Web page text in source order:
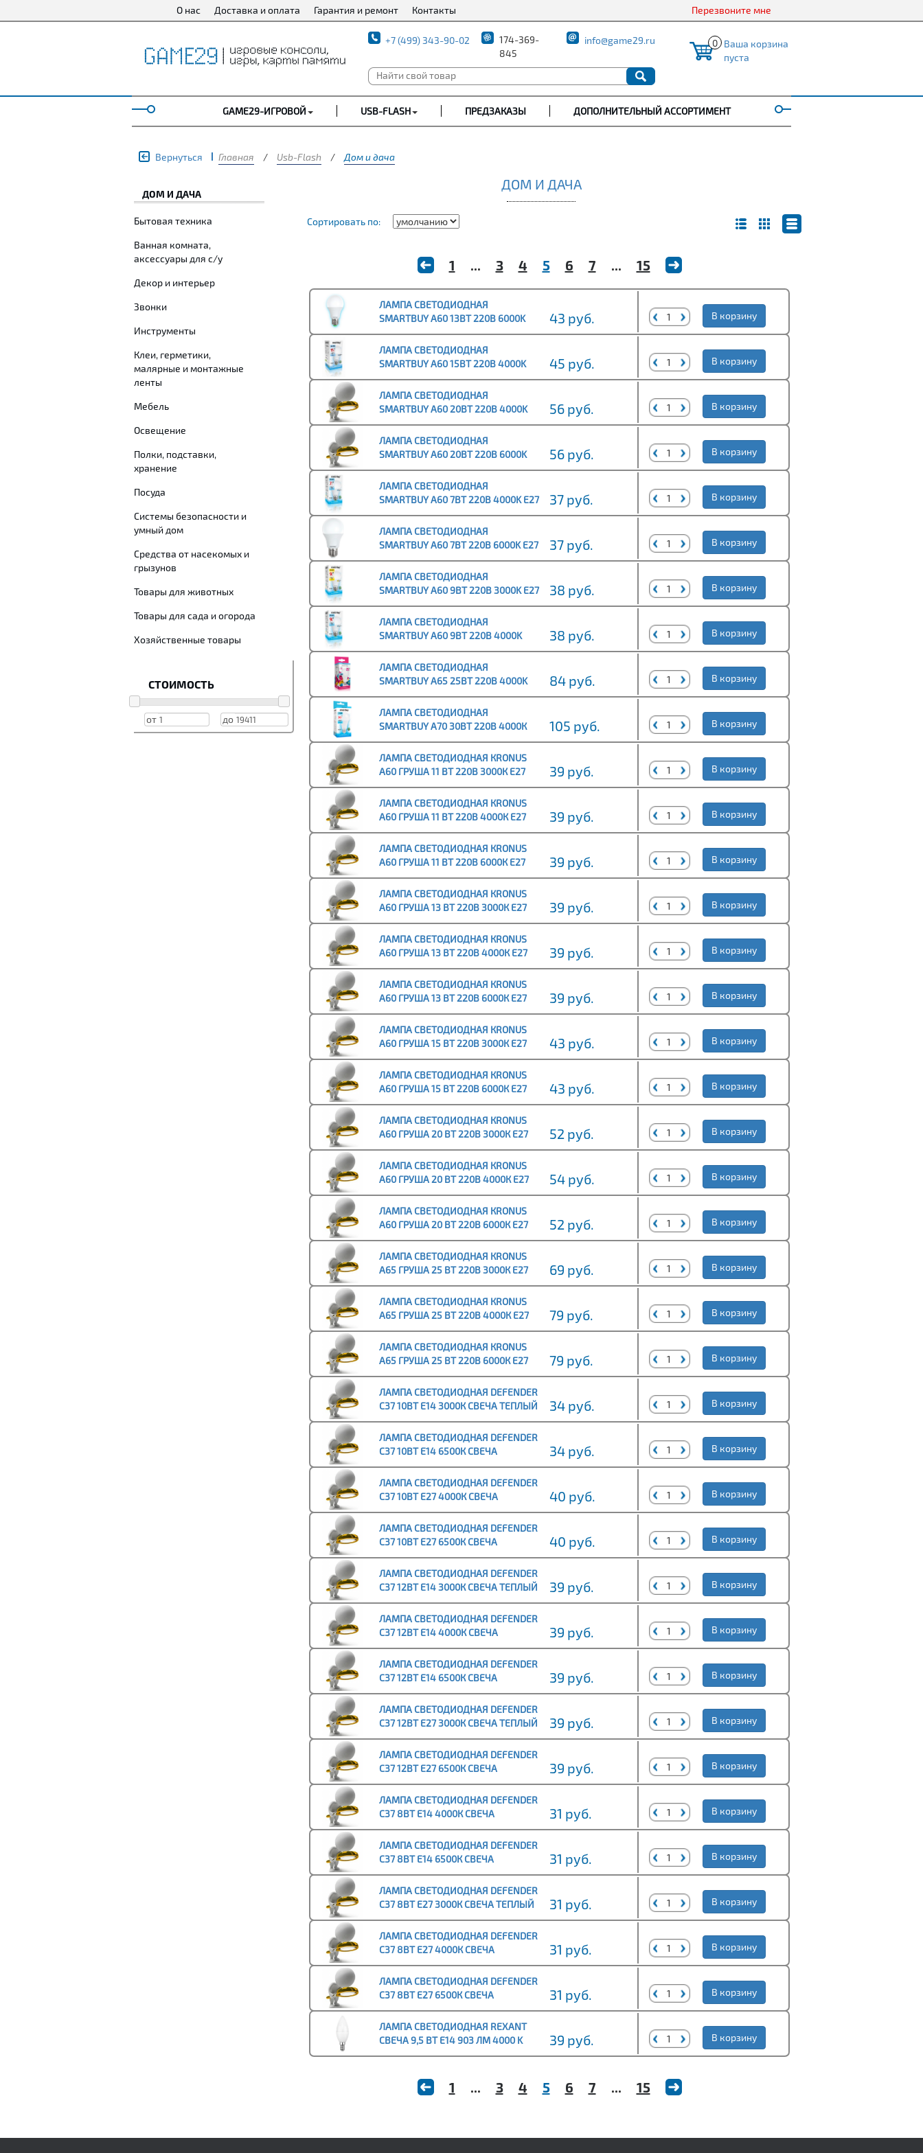
О нас Доставка и оплата Гарантия и ремонт Контакты Перезвоните мне
+7 (499) 343-90-02
174-369-
845
info@game29.ru 0 Ваша корзина
пуста
GAME29-ИГРОВОЙ USB-FLASH ПРЕДЗАКАЗЫ ДОПОЛНИТЕЛЬНЫЙ АССОРТИМЕНТ
Вернуться Главная / Usb-Flash / Дом и дача
ДОМ И ДАЧА
Бытовая техника
Ванная комната,
аксессуары для с/у
Декор и интерьер
Звонки
Инструменты
Клеи, герметики,
малярные и монтажные
ленты
Мебель
Освещение
Полки, подставки,
хранение
Посуда
Системы безопасности и
умный дом
Средства от насекомых и
грызунов
Товары для животных
Товары для сада и огорода
Хозяйственные товары
СТОИМОСТЬ
от до
ДОМ И ДАЧА
Сортировать по:
1 ... 3 4 5 6 7 ... 15
ЛАМПА СВЕТОДИОДНАЯ
SMARTBUY A60 13ВТ 220В 6000K
E27 (ХОЛОДНЫЙ ДНЕВНОЙ СВЕТ)
(10/100)
43 руб. В корзину
ЛАМПА СВЕТОДИОДНАЯ
SMARTBUY A60 15ВТ 220В 4000K
E27 (НЕЙТРАЛЬНЫЙ СВЕТ)
(1/10/50)
45 руб. В корзину
ЛАМПА СВЕТОДИОДНАЯ
SMARTBUY A60 20ВТ 220В 4000K
E27 (НЕЙТРАЛЬНЫЙ СВЕТ)
(1/10/100)
56 руб. В корзину
ЛАМПА СВЕТОДИОДНАЯ
SMARTBUY A60 20ВТ 220В 6000K
E27 (ХОЛОДНЫЙ СВЕТ) (1/10/100)
56 руб. В корзину
ЛАМПА СВЕТОДИОДНАЯ
SMARTBUY A60 7ВТ 220В 4000K E27
(НЕЙТРАЛЬНЫЙ СВЕТ) (1/10/100)
37 руб. В корзину
ЛАМПА СВЕТОДИОДНАЯ
SMARTBUY A60 7ВТ 220В 6000K E27
(ХОЛОДНЫЙ СВЕТ) (10/100)
37 руб. В корзину
ЛАМПА СВЕТОДИОДНАЯ
SMARTBUY A60 9ВТ 220В 3000K E27
(ТЁПЛЫЙ СВЕТ) (1/10/50)
38 руб. В корзину
ЛАМПА СВЕТОДИОДНАЯ
SMARTBUY A60 9ВТ 220В 4000K
E27 (НЕЙТРАЛЬНЫЙ СВЕТ)
(1/10/100)
38 руб. В корзину
ЛАМПА СВЕТОДИОДНАЯ
SMARTBUY A65 25ВТ 220В 4000K
E27 (НЕЙТРАЛЬНЫЙ СВЕТ) (1/100)
84 руб. В корзину
ЛАМПА СВЕТОДИОДНАЯ
SMARTBUY A70 30ВТ 220В 4000К
E27 (НЕЙТРАЛЬНЫЙ СВЕТ) (10/50)
105 руб. В корзину
ЛАМПА СВЕТОДИОДНАЯ КRONUS
A60 ГРУША 11 ВТ 220В 3000К Е27
ТЁПЛЫЙ СВЕТ (10/100)
39 руб. В корзину
ЛАМПА СВЕТОДИОДНАЯ КRONUS
A60 ГРУША 11 ВТ 220В 4000К Е27
НЕЙТРАЛЬНЫЙ СВЕТ (10/100)
39 руб. В корзину
ЛАМПА СВЕТОДИОДНАЯ КRONUS
A60 ГРУША 11 ВТ 220В 6000К Е27
ХОЛОДНЫЙ СВЕТ (10/100)
39 руб. В корзину
ЛАМПА СВЕТОДИОДНАЯ КRONUS
A60 ГРУША 13 ВТ 220В 3000К Е27
ТЁПЛЫЙ СВЕТ (10/100)
39 руб. В корзину
ЛАМПА СВЕТОДИОДНАЯ КRONUS
A60 ГРУША 13 ВТ 220В 4000К Е27
НЕЙТРАЛЬНЫЙ СВЕТ (10/100)
39 руб. В корзину
ЛАМПА СВЕТОДИОДНАЯ КRONUS
A60 ГРУША 13 ВТ 220В 6000К Е27
ХОЛОДНЫЙ СВЕТ (10/100)
39 руб. В корзину
ЛАМПА СВЕТОДИОДНАЯ КRONUS
A60 ГРУША 15 ВТ 220В 3000К Е27
ТЁПЛЫЙ СВЕТ (10/100)
43 руб. В корзину
ЛАМПА СВЕТОДИОДНАЯ КRONUS
A60 ГРУША 15 ВТ 220В 6000К Е27
ХОЛОДНЫЙ СВЕТ (10/100)
43 руб. В корзину
ЛАМПА СВЕТОДИОДНАЯ КRONUS
A60 ГРУША 20 ВТ 220В 3000К Е27
ТЁПЛЫЙ СВЕТ (10/100)
52 руб. В корзину
ЛАМПА СВЕТОДИОДНАЯ КRONUS
A60 ГРУША 20 ВТ 220В 4000К Е27
НЕЙТРАЛЬНЫЙ СВЕТ (10/100)
54 руб. В корзину
ЛАМПА СВЕТОДИОДНАЯ КRONUS
A60 ГРУША 20 ВТ 220В 6000К Е27
ХОЛОДНЫЙ СВЕТ (10/100)
52 руб. В корзину
ЛАМПА СВЕТОДИОДНАЯ КRONUS
A65 ГРУША 25 ВТ 220В 3000К Е27
ТЁПЛЫЙ СВЕТ (10/100)
69 руб. В корзину
ЛАМПА СВЕТОДИОДНАЯ КRONUS
A65 ГРУША 25 ВТ 220В 4000К Е27
НЕЙТРАЛЬНЫЙ СВЕТ (10/100)
79 руб. В корзину
ЛАМПА СВЕТОДИОДНАЯ КRONUS
A65 ГРУША 25 ВТ 220В 6000К Е27
ХОЛОДНЫЙ СВЕТ (10/100)
79 руб. В корзину
ЛАМПА СВЕТОДИОДНАЯ DEFENDER
C37 10ВТ E14 3000К СВЕЧА ТЕПЛЫЙ
БЕЛЫЙ (10/100)
34 руб. В корзину
ЛАМПА СВЕТОДИОДНАЯ DEFENDER
C37 10ВТ E14 6500К СВЕЧА
ХОЛОДНЫЙ ДНЕВНОЙ (10/100)
34 руб. В корзину
ЛАМПА СВЕТОДИОДНАЯ DEFENDER
C37 10ВТ E27 4000К СВЕЧА
НЕЙТРАЛЬНЫЙ БЕЛЫЙ (10/100)
40 руб. В корзину
ЛАМПА СВЕТОДИОДНАЯ DEFENDER
C37 10ВТ E27 6500К СВЕЧА
ХОЛОДНЫЙ ДНЕВНОЙ (10/100)
40 руб. В корзину
ЛАМПА СВЕТОДИОДНАЯ DEFENDER
C37 12ВТ E14 3000К СВЕЧА ТЕПЛЫЙ
БЕЛЫЙ (10/100)
39 руб. В корзину
ЛАМПА СВЕТОДИОДНАЯ DEFENDER
C37 12ВТ E14 4000К СВЕЧА
НЕЙТРАЛЬНЫЙ БЕЛЫЙ (10/100)
39 руб. В корзину
ЛАМПА СВЕТОДИОДНАЯ DEFENDER
C37 12ВТ E14 6500К СВЕЧА
ХОЛОДНЫЙ ДНЕВНОЙ (10/100)
39 руб. В корзину
ЛАМПА СВЕТОДИОДНАЯ DEFENDER
C37 12ВТ E27 3000К СВЕЧА ТЕПЛЫЙ
БЕЛЫЙ (10/100)
39 руб. В корзину
ЛАМПА СВЕТОДИОДНАЯ DEFENDER
C37 12ВТ E27 6500К СВЕЧА
ХОЛОДНЫЙ ДНЕВНОЙ (10/100)
39 руб. В корзину
ЛАМПА СВЕТОДИОДНАЯ DEFENDER
C37 8ВТ E14 4000К СВЕЧА
НЕЙТРАЛЬНЫЙ БЕЛЫЙ (10/100)
31 руб. В корзину
ЛАМПА СВЕТОДИОДНАЯ DEFENDER
C37 8ВТ E14 6500К СВЕЧА
ХОЛОДНЫЙ ДНЕВНОЙ (10/100)
31 руб. В корзину
ЛАМПА СВЕТОДИОДНАЯ DEFENDER
C37 8ВТ E27 3000К СВЕЧА ТЕПЛЫЙ
БЕЛЫЙ (10/100)
31 руб. В корзину
ЛАМПА СВЕТОДИОДНАЯ DEFENDER
C37 8ВТ E27 4000К СВЕЧА
НЕЙТРАЛЬНЫЙ БЕЛЫЙ (10/100)
31 руб. В корзину
ЛАМПА СВЕТОДИОДНАЯ DEFENDER
C37 8ВТ E27 6500К СВЕЧА
ХОЛОДНЫЙ ДНЕВНОЙ (10/100)
31 руб. В корзину
ЛАМПА СВЕТОДИОДНАЯ REXANT
СВЕЧА 9,5 ВТ E14 903 ЛМ 4000 K
НЕЙТРАЛЬНЫЙ СВЕТ (10/100)
39 руб. В корзину
1 ... 3 4 5 6 7 ... 15